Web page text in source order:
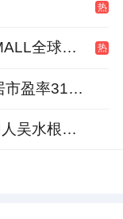
热
冲刺2026年末开业！东外39MALL全球招商启幕，重构东直门商圈格局 热
9连板后复牌再涨停！爱丽家居市盈率318倍，跨界收购案尚未落地
斥资1000万元，江山欧派掌门人吴水根加码创投基金